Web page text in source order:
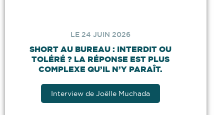
LE 24 JUIN 2026
SHORT AU BUREAU : INTERDIT OU
TOLÉRÉ ? LA RÉPONSE EST PLUS
COMPLEXE QU’IL N’Y PARAÎT.
Interview de Joëlle Muchada